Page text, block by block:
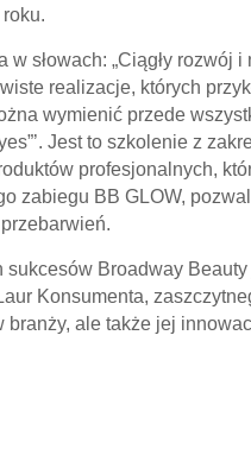
słowach: „Ciągły rozwój
realizacje, których
wymienić przede
Jest to szkolenie z
profesjonalnych,
zabiegu BB GLOW,
Broadway
Konsumenta,
branży, ale także jej